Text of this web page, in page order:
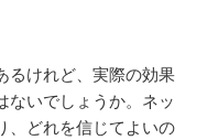
るけれど、実際の効果
ないでしょうか。ネッ
、どれを信じてよいの